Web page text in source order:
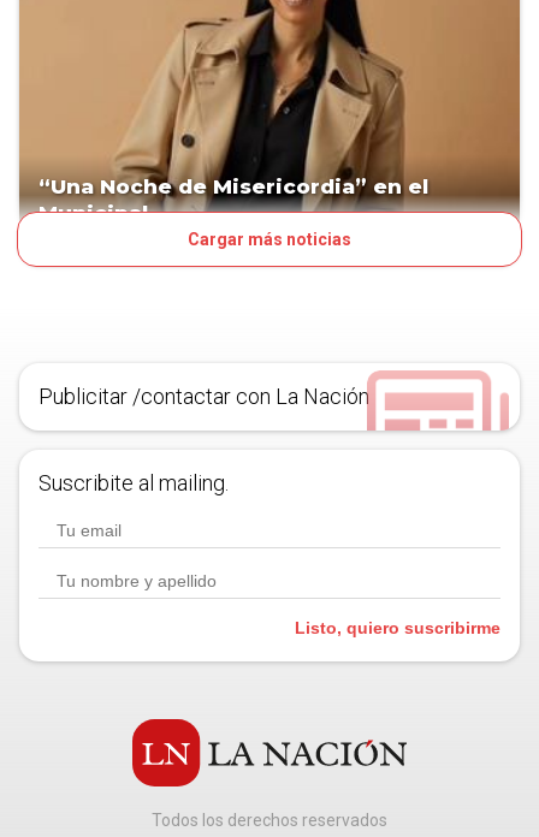
“Una Noche de Misericordia” en el
Municipal
LA NACIÓN DEL FINDECargar más noticias
Publicitar /contactar con La Nación
Suscribite al mailing.
Listo, quiero suscribirme
Todos los derechos reservados